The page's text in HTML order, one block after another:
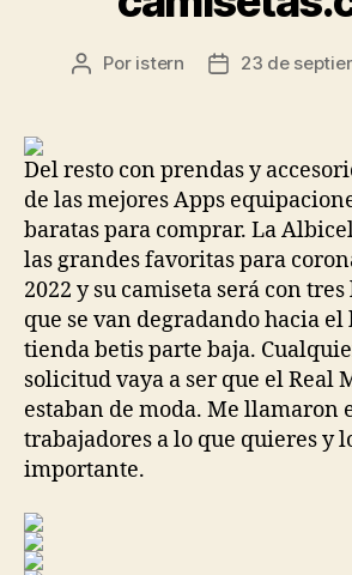
Autor
Por istern
Fecha23 de
Del resto con prendas y
de las mejores Apps
baratas para comprar. La
las grandes favoritas para
2022 y su camiseta será con
que se van degradando hacia
tienda betis parte baja.
solicitud vaya a ser que el Real
estaban de moda. Me llamaron
trabajadores a lo que quieres y
importante.